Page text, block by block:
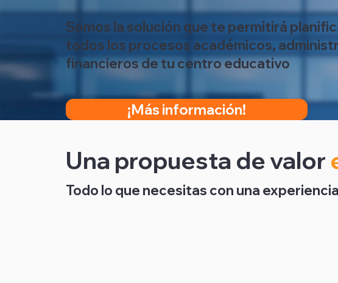
¡Más información!
Somos la solución que te permitirá
todos los procesos académicos,
financieros de tu centro educativo
Una propuesta de valor
Todo lo que necesitas con una